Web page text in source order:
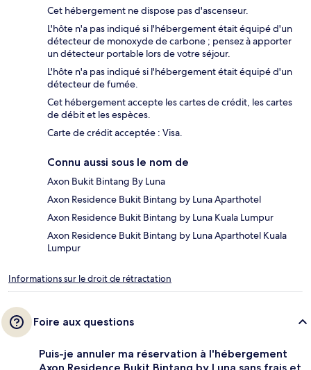
Cet hébergement ne dispose pas d'ascenseur.
L'hôte n'a pas indiqué si l'hébergement était équipé d'un
détecteur de monoxyde de carbone ; pensez à apporter
un détecteur portable lors de votre séjour.
L'hôte n'a pas indiqué si l'hébergement était équipé d'un
détecteur de fumée.
Cet hébergement accepte les cartes de crédit, les cartes
de débit et les espèces.
Carte de crédit acceptée : Visa.
Connu aussi sous le nom de
Axon Bukit Bintang By Luna
Axon Residence Bukit Bintang by Luna Aparthotel
Axon Residence Bukit Bintang by Luna Kuala Lumpur
Axon Residence Bukit Bintang by Luna Aparthotel Kuala
Lumpur
Informations sur le droit de rétractation
Foire aux questions
Puis-je annuler ma réservation à l'hébergement